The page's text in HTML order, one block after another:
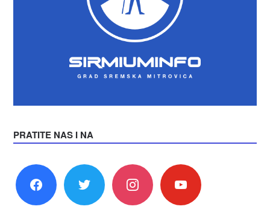
PRATITE NAS I NA
facebook twitter instagram youtube